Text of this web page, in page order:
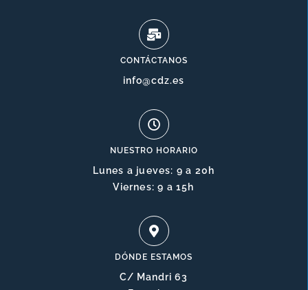
CONTÁCTANOS
info@cdz.es
NUESTRO HORARIO
Lunes a jueves: 9 a 20h
Viernes: 9 a 15h
DÓNDE ESTAMOS
C/ Mandri 63